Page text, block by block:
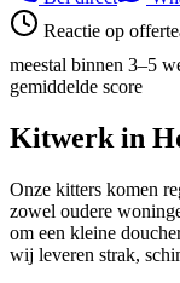
Reactie op
meestal binnen 3–5
gemiddelde score
Kitwerk in
Onze kitters komen
zowel oudere
om een kleine
wij leveren strak,